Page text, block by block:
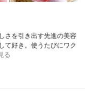
さを引き出す先進の美容
て好き。使うたびにワク
る